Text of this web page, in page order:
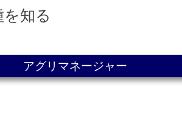
知る
アグリマネージャー